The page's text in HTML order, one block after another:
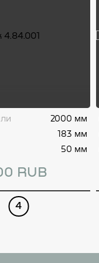
RUB
2000 мм
183 мм
50 мм
4